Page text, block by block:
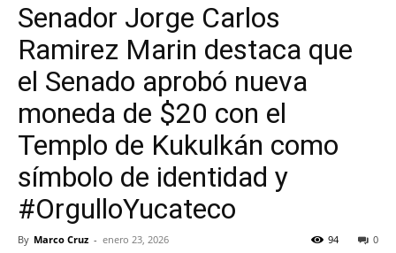
Senador Jorge Carlos
Ramirez Marin destaca que
el Senado aprobó nueva
moneda de $20 con el
Templo de Kukulkán como
símbolo de identidad y
#OrgulloYucateco
By Marco Cruz - enero 23, 2026 0
94